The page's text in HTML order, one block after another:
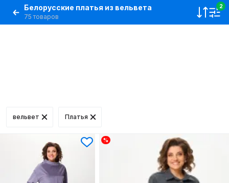
Белорусские платья из вельвета
75 товаров
2
вельвет Платья
%